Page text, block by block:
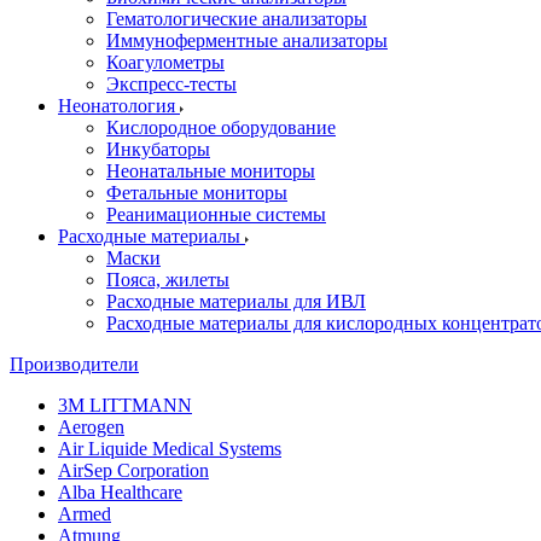
Гематологические анализаторы
Иммуноферментные анализаторы
Коагулометры
Экспресс-тесты
Неонатология
Кислородное оборудование
Инкубаторы
Неонатальные мониторы
Фетальные мониторы
Реанимационные системы
Расходные материалы
Маски
Пояса, жилеты
Расходные материалы для ИВЛ
Расходные материалы для кислородных
Производители
3M LITTMANN
Aerogen
Air Liquide Medical Systems
AirSep Corporation
Alba Healthcare
Armed
Atmung